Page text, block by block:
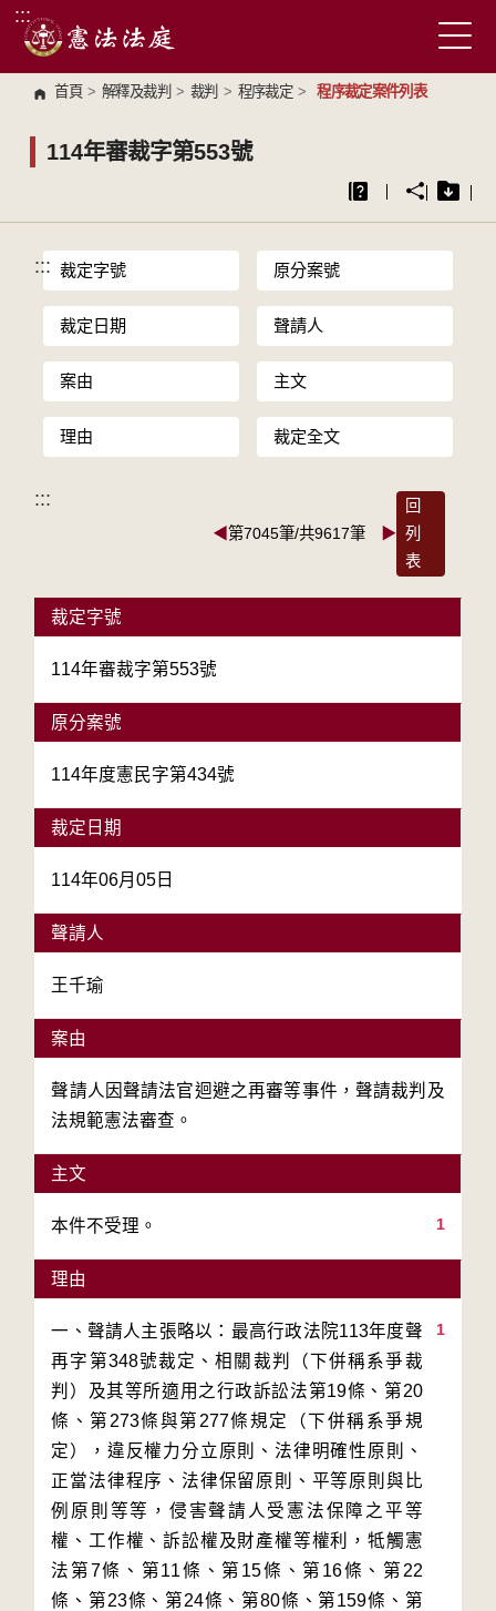
跳到主要內容區塊
:::
首頁 > 解釋及裁判 > 裁判 > 程序裁定 > 程序裁定案件列表
114年審裁字第553號
::: 裁定字號 原分案號
裁定日期 聲請人
案由 主文
理由 裁定全文
:::
◀第7045筆/共9617筆 ▶
回
列
表
裁定字號
114年審裁字第553號
原分案號
114年度憲民字第434號
裁定日期
114年06月05日
聲請人
王千瑜
案由
聲請人因聲請法官迴避之再審等事件，聲請裁判及
法規範憲法審查。
主文
1
本件不受理。
理由
1
一、聲請人主張略以：最高行政法院113年度聲
再字第348號裁定、相關裁判（下併稱系爭裁
判）及其等所適用之行政訴訟法第19條、第20
條、第273條與第277條規定（下併稱系爭規
定），違反權力分立原則、法律明確性原則、
正當法律程序、法律保留原則、平等原則與比
例原則等等，侵害聲請人受憲法保障之平等
權、工作權、訴訟權及財產權等權利，牴觸憲
法第7條、第11條、第15條、第16條、第22
條、第23條、第24條、第80條、第159條、第